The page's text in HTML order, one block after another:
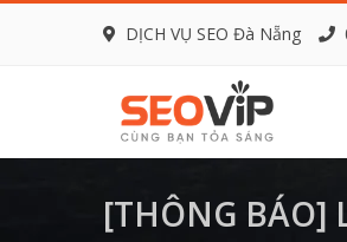
DỊCH VỤ SEO Đà Nẵng
[THÔNG BÁO]